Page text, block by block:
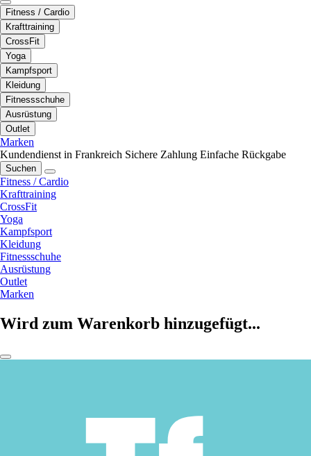
Fitness / Cardio
Krafttraining
CrossFit
Yoga
Kampfsport
Kleidung
Fitnessschuhe
Ausrüstung
Outlet
Marken
Kundendienst in Frankreich Sichere Zahlung Einfache Rückgabe
Suchen
Fitness / Cardio
Krafttraining
CrossFit
Yoga
Kampfsport
Kleidung
Fitnessschuhe
Ausrüstung
Outlet
Marken
Wird zum Warenkorb hinzugefügt...